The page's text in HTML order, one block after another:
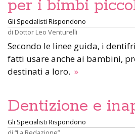
per i bimbi
Gli Specialisti Rispondono
di Dottor Leo Venturelli
Secondo le linee guida, i
fatti usare anche ai bambini,
destinati a loro. »
Dentizione e
Gli Specialisti Rispondono